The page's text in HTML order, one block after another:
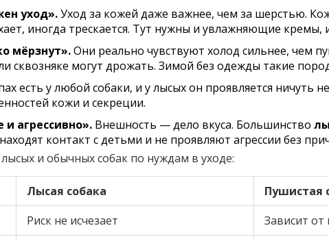
уход».Уход за кожей даже важнее, чем за шерстью.
иногда трескается. Тут нужны и увлажняющие кремы,
мёрзнут».Они реально чувствуют холод сильнее, чем
сквозняке могут дрожать. Зимой без одежды такие
есть у любой собаки, и у лысых он проявляется ничуть
кожи и секреции.
агрессивно». Внешность — дело вкуса. Большинство
контакт с детьми и не проявляют агрессии без
и обычных собак по нуждам в уходе:
Лысая собака
Пушистая
Риск не исчезает
Зависит